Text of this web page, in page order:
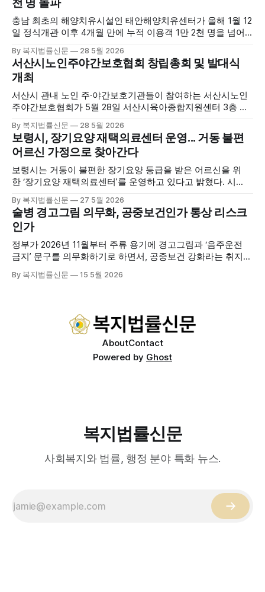
충남 최초의 해양치유시설인 태안해양치유센터가 올해 1월 12
일 정식개관 이후 4개월 만에 누적 이용객 1만 2천 명을 넘어
양자원을 활용한 맞춤형 프로그램과 차별화된 웰니스 콘텐츠
를 선보이며 관광객과 군민의 발길을 끌고 있다. 센터는 염지
하수, 피트 등 태안의 청정 해양자원을 활용해 몸과 마음의 회
복을 돕는 다양한 프로그램을 운영하고
By 복지법률신문 28 5월 2026
서산시노인주야간보호협회 창립총회 및 발대식
개최
서산시 관내 노인 주·야간보호기관들이 참여하는 서산시노인
주야간보호협회가 5월 28일 서산시육아종합지원센터 3층 공
행사에는 서산시 관내 주·야간보호기관 관계자와 종사자, 유관
기관 내빈 등 약 100여명이 참석했으며, 서산시청 관계자, 서
산시노인복지시설협회, 서산시재가복지협회, 서산시사회복지
사협회 등 지역 노인복지 관련 기관 관계자들이 함께해 협회
출범을 축하했다. 서산시노인주야간보호협회는 서산시 소재
By 복지법률신문 28 5월 2026
보령시, 장기요양 재택의료센터 운영... 거동 불편
어르신 가정으로 찾아간다
보령시는 거동이 불편한 장기요양 등급을 받은 어르신을 위
한 ‘장기요양 재택의료센터’를 운영하고 있다고 밝혔다. 시
고 본격적인 서비스 제공에 나서고 있다. 재택의료센터
는 (한)의사가 거동 불편으로 의료기관 이용이 어렵다고 판단
한 장기요양 등급자를 대상으로, (한)의사·간호사·사회복지사
로 구성된 다학제 팀이 직접 가정을 방문해 건강관리서비스
를 제공하는
By 복지법률신문 27 5월 2026
술병 경고그림 의무화, 공중보건인가 통상 리스크
인가
정부가 2026년 11월부터 주류 용기에 경고그림과 ‘음주운전
금지’ 문구를 의무화하기로 하면서, 공중보건 강화라는 취지와
도는 국제 통상 규범, 영세업체 부담, 소비자 선택권 등 다양한
By 복지법률신문 15 5월 2026
AboutContact
Powered by Ghost
복지법률신문
사회복지와 법률, 행정 분야 특화 뉴스.